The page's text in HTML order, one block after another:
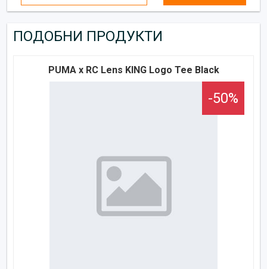
ПОДОБНИ ПРОДУКТИ
PUMA x RC Lens KING Logo Tee Black
-50%